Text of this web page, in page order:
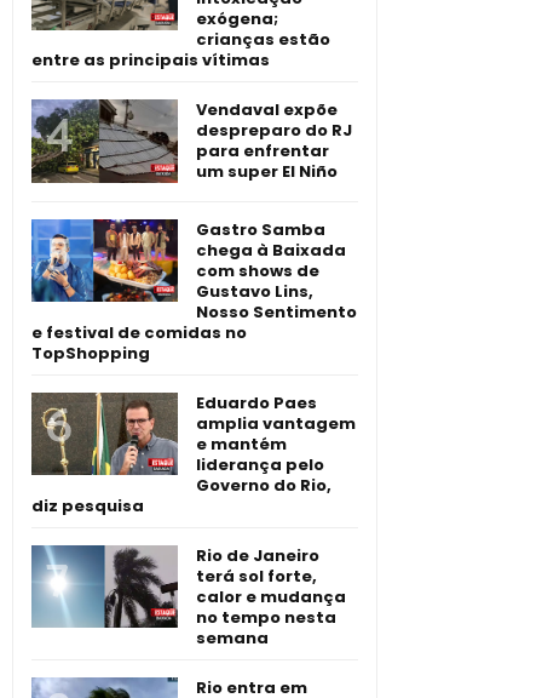
exógena;
crianças estão
entre as principais vítimas
Vendaval expõe
despreparo do RJ
para enfrentar
um super El Niño
Gastro Samba
chega à Baixada
com shows de
Gustavo Lins,
Nosso Sentimento
e festival de comidas no
TopShopping
Eduardo Paes
amplia vantagem
e mantém
liderança pelo
Governo do Rio,
diz pesquisa
Rio de Janeiro
terá sol forte,
calor e mudança
no tempo nesta
semana
Rio entra em